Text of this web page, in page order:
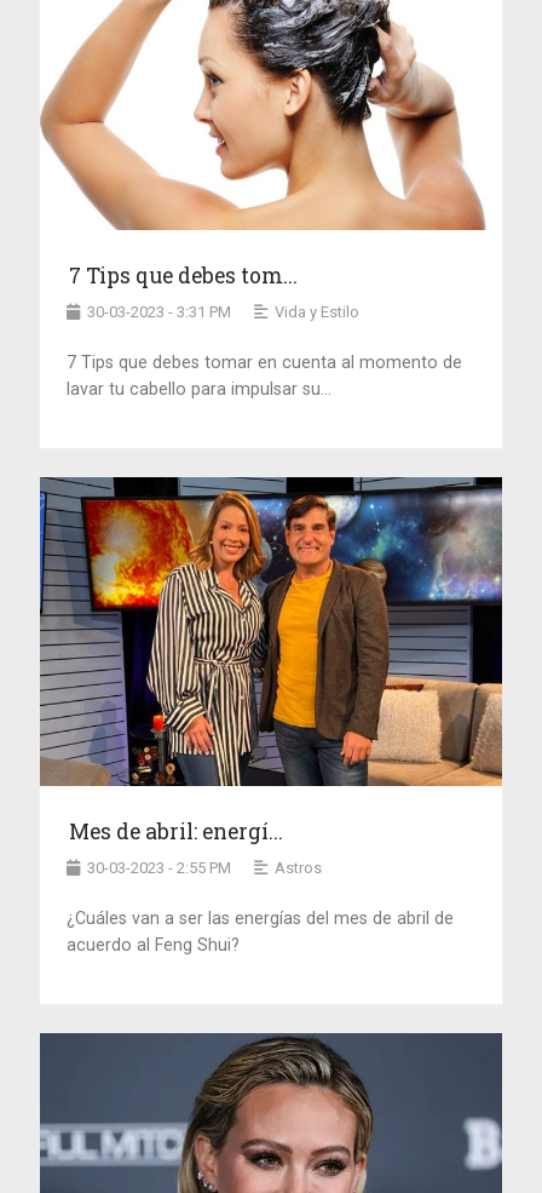
7 Tips que debes tom...
30-03-2023 - 3:31 PM Vida y Estilo
7 Tips que debes tomar en cuenta al momento de
lavar tu cabello para impulsar su...
Mes de abril: energí...
30-03-2023 - 2:55 PM Astros
¿Cuáles van a ser las energías del mes de abril de
acuerdo al Feng Shui?